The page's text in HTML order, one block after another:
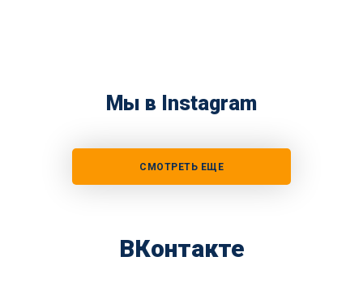
Мы в Instagram
СМОТРЕТЬ ЕЩЕ
ВКонтакте